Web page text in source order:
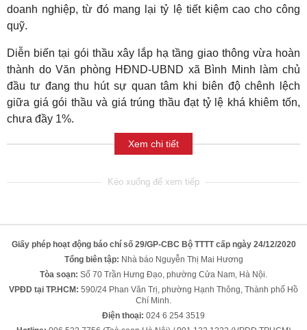
doanh nghiệp, từ đó mang lại tỷ lệ tiết kiệm cao cho công
quỹ.
Diễn biến tại gói thầu xây lắp hạ tầng giao thông vừa hoàn
thành do Văn phòng HĐND-UBND xã Bình Minh làm chủ
đầu tư đang thu hút sự quan tâm khi biên độ chênh lệch
giữa giá gói thầu và giá trúng thầu đạt tỷ lệ khá khiêm tốn,
chưa đầy 1%.
Xem chi tiết
Giấy phép hoạt động báo chí số 29/GP-CBC Bộ TTTT cấp ngày 24/12/2020
Tổng biên tập: Nhà báo Nguyễn Thị Mai Hương
Tòa soạn: Số 70 Trần Hưng Đạo, phường Cửa Nam, Hà Nội.
VPĐD tại TP.HCM: 590/24 Phan Văn Trị, phường Hạnh Thông, Thành phố Hồ
Chí Minh.
Điện thoại: 024 6 254 3519